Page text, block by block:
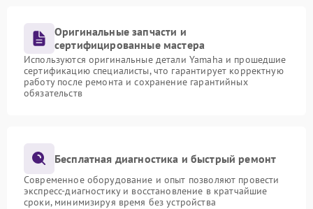
Оригинальные запчасти и
сертифицированные мастера
Используются оригинальные детали Yamaha и прошедшие
сертификацию специалисты, что гарантирует корректную
работу после ремонта и сохранение гарантийных
обязательств
Бесплатная диагностика и быстрый ремонт
Современное оборудование и опыт позволяют провести
экспресс-диагностику и восстановление в кратчайшие
сроки, минимизируя время без устройства